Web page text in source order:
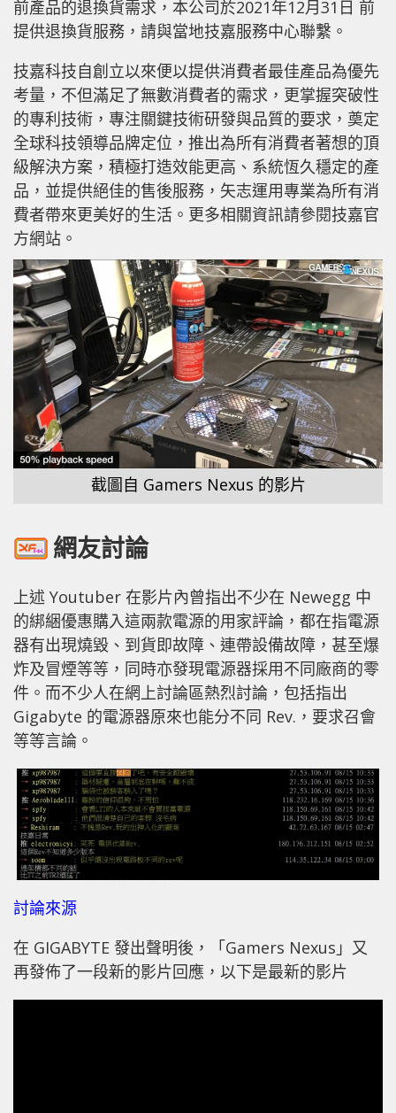
前產品的退換貨需求，本公司於2021年12月31日 前
提供退換貨服務，請與當地技嘉服務中心聯繫。
技嘉科技自創立以來便以提供消費者最佳產品為優先
考量，不但滿足了無數消費者的需求，更掌握突破性
的專利技術，專注關鍵技術研發與品質的要求，奠定
全球科技領導品牌定位，推出為所有消費者著想的頂
級解決方案，積極打造效能更高、系統恆久穩定的產
品，並提供絕佳的售後服務，矢志運用專業為所有消
費者帶來更美好的生活。更多相關資訊請參閱技嘉官
方網站。
截圖自 Gamers Nexus 的影片
網友討論
上述 Youtuber 在影片內曾指出不少在 Newegg 中
的綁綑優惠購入這兩款電源的用家評論，都在指電源
器有出現燒毀、到貨即故障、連帶設備故障，甚至爆
炸及冒煙等等，同時亦發現電源器採用不同廠商的零
件。而不少人在網上討論區熱烈討論，包括指出
Gigabyte 的電源器原來也能分不同 Rev.，要求召會
等等言論。
討論來源
在 GIGABYTE 發出聲明後，「Gamers Nexus」又
再發佈了一段新的影片回應，以下是最新的影片